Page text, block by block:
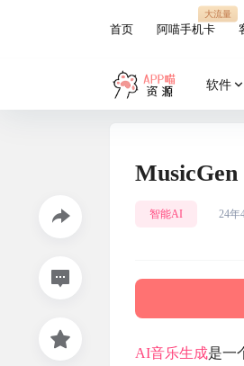
首页 阿喵手机卡
大流量
软件
智能AI 24年
AI音乐生成是一